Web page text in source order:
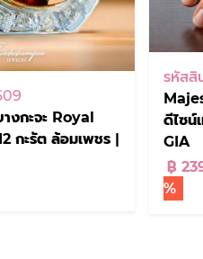
งกะจะ Royal
กะรัต ล้อมเพชร |
รหัสสิ
ดีไซน์
GIA
฿
%